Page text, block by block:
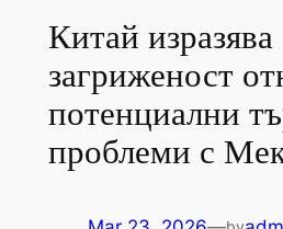
Китай изразява
загриженост
потенциални
проблеми с